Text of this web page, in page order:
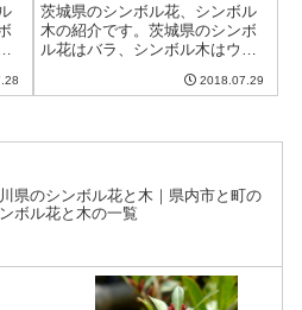
あ
茨城県のシンボル花、シンボル
木の紹介です。茨城県のシンボ
ル花はバラ、シンボル木はウメ
村、合計44の市町村があり、そ
た。
2018.07.29
県のシンボル花と木｜県内市と町の
ボル花と木の一覧